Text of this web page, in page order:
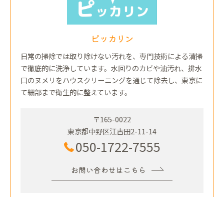
ピッカリン
日常の掃除では取り除けない汚れを、専門技術による清掃
で徹底的に洗浄しています。水回りのカビや油汚れ、排水
口のヌメリをハウスクリーニングを通じて除去し、東京に
て細部まで衛生的に整えています。
〒165-0022
東京都中野区江古田2-11-14
050-1722-7555
お問い合わせはこちら